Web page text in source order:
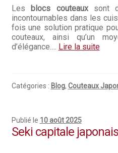
Les blocs couteauxsont
incontournables dans les
fois une solution pratique
couteaux, ainsi qu’un
d’élégance.… Lire la suite
Catégories : Blog, Couteaux
Publié le 10 août 2025
Seki capitale